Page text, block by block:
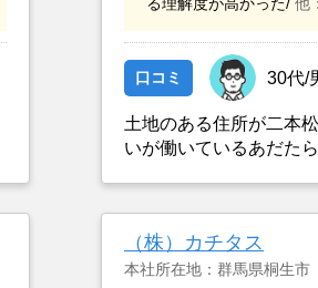
口コミ 30代/
土地のある住所が二本
いが働いているあだた
（株）カチタス
本社所在地：群馬県桐生市